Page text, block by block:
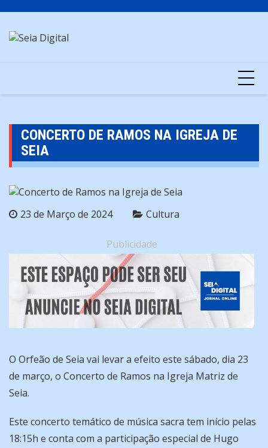
content
CONCERTO DE RAMOS NA IGREJA DE
SEIA
23 de Março de 2024 Cultura
Publicidade
O Orfeão de Seia vai levar a efeito este sábado, dia 23
de março, o Concerto de Ramos na Igreja Matriz de
Seia.
Este concerto temático de música sacra tem início pelas
18:15h e conta com a participação especial de Hugo